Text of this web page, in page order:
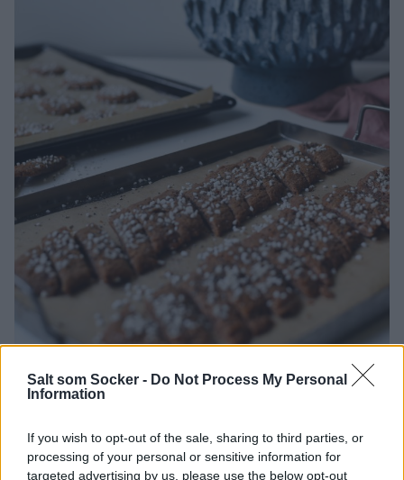
Salt som Socker - Do Not Process My Personal
Information
If you wish to opt-out of the sale, sharing to third parties, or
processing of your personal or sensitive information for
targeted advertising by us, please use the below opt-out